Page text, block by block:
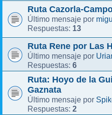
Ruta Cazorla-
Último mensaje por
Respuestas: 13
Ruta Rene por Las
Último mensaje por
Respuestas: 6
Ruta: Hoyo de la
Gaznata
Último mensaje por
Respuestas: 2